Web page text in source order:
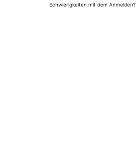
Schwierigkeiten mit dem Anmelden?